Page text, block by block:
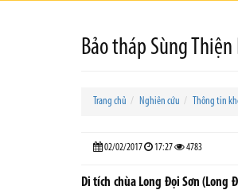
Bảo tháp Sùng
Trang chủ Nghiên cứu Thông tin
02/02/2017 17:27 4783
Di tích chùa Long Đọi Sơn